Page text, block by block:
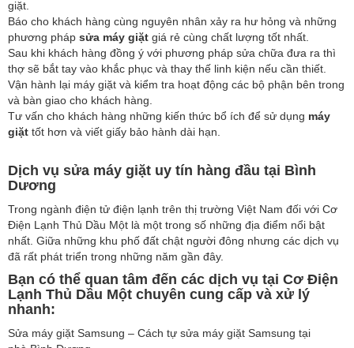
giặt.
Báo cho khách hàng cùng nguyên nhân xảy ra hư hỏng và những
phương pháp sửa máy giặt giá rẻ cùng chất lượng tốt nhất.
Sau khi khách hàng đồng ý với phương pháp sửa chữa đưa ra thì
thợ sẽ bắt tay vào khắc phục và thay thế linh kiện nếu cần thiết.
Vận hành lại máy giặt và kiểm tra hoạt động các bộ phận bên trong
và bàn giao cho khách hàng.
Tư vấn cho khách hàng những kiến thức bổ ích để sử dụng máy
giặt tốt hơn và viết giấy bảo hành dài hạn.
Dịch vụ sửa máy giặt uy tín hàng đầu tại Bình
Dương
Trong ngành điện tử điện lạnh trên thị trường Việt Nam đối với Cơ
Điện Lạnh Thủ Dầu Một là một trong số những địa điểm nổi bật
nhất. Giữa những khu phố đất chật người đông nhưng các dịch vụ
đã rất phát triển trong những năm gần đây.
Bạn có thể quan tâm đến các dịch vụ tại Cơ Điện
Lạnh Thủ Dầu Một chuyên cung cấp và xử lý
nhanh:
Sửa máy giặt Samsung – Cách tự sửa máy giặt Samsung tại